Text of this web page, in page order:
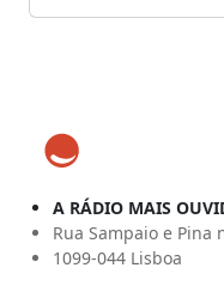
A RÁDIO MAIS
Rua Sampaio e Pina
1099-044 Lisboa